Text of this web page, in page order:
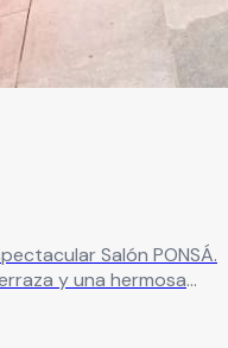
Salón PONSÁ.
y una hermosa
ubicación sobre